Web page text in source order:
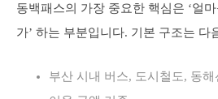
동백패스의 가장 중요한 핵심은 ‘얼
가’ 하는 부분입니다. 기본 구조는 다
부산 시내 버스, 도시철도, 동